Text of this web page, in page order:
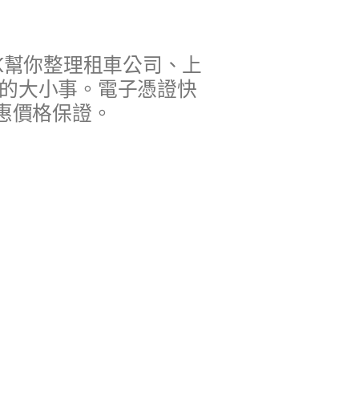
你整理租車公司、上
大小事。電子憑證快
價格保證。